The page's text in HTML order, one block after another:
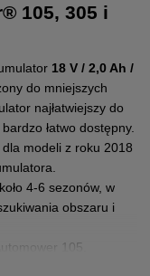
105, 305 i
18 V / 2,0 Ah /
do mniejszych
najłatwiejszy do
łatwo dostępny.
modeli z roku 2018
4-6 sezonów, w
obszaru i
105,
308.